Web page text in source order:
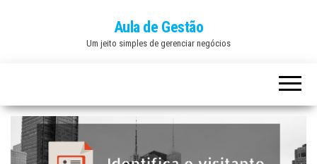
Aula de Gestão
Um jeito simples de gerenciar negócios